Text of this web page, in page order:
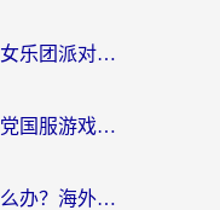
乌克兰怎么玩梦想协奏曲少女乐团派对？海外党国服游戏加速全攻略（附欧洲重生细胞荒野行动不卡技巧）
玩末剑哪个加速器好？海外党国服游戏畅玩终极指南（附3款热门游戏实测）
宝石大乱斗国外无法登陆怎么办？海外玩家专属加速指南（附穿越火线原野传说解决方案）